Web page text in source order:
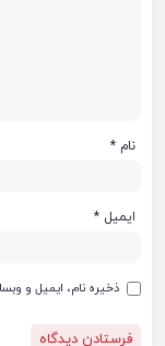
نام *
ایمیل *
ذخیره نام، ایمیل و